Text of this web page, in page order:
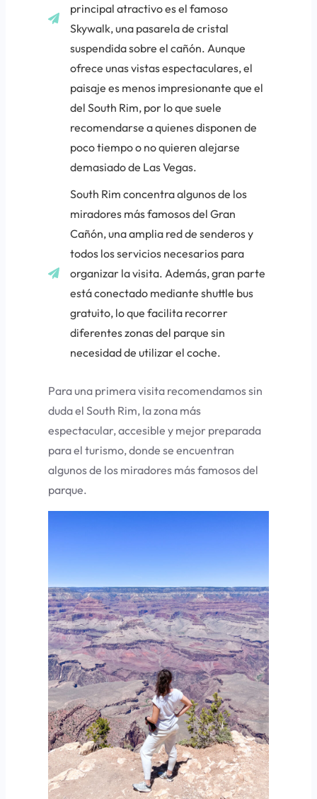
principal atractivo es el famoso
Skywalk, una pasarela de cristal
suspendida sobre el cañón. Aunque
ofrece unas vistas espectaculares, el
paisaje es menos impresionante que el
del South Rim, por lo que suele
recomendarse a quienes disponen de
poco tiempo o no quieren alejarse
demasiado de Las Vegas.
South Rim concentra algunos de los
miradores más famosos del Gran
Cañón, una amplia red de senderos y
todos los servicios necesarios para
organizar la visita. Además, gran parte
está conectado mediante shuttle bus
gratuito, lo que facilita recorrer
diferentes zonas del parque sin
necesidad de utilizar el coche.
Para una primera visita recomendamos sin
duda el South Rim, la zona más
espectacular, accesible y mejor preparada
para el turismo, donde se encuentran
algunos de los miradores más famosos del
parque.